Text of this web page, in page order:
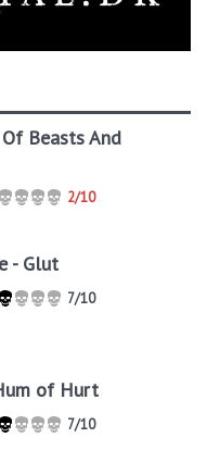
Beasts And
2/10
- Glut
7/10
of Hurt
7/10